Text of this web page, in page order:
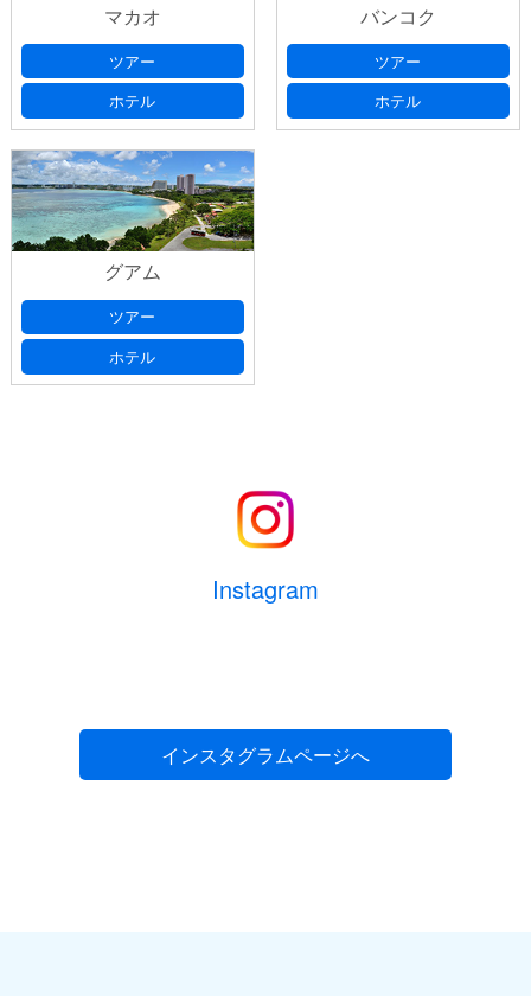
マカオ
ツアー
ホテル
バンコク
ツアー
ホテル
グアム
ツアー
ホテル
Instagram
インスタグラムページへ